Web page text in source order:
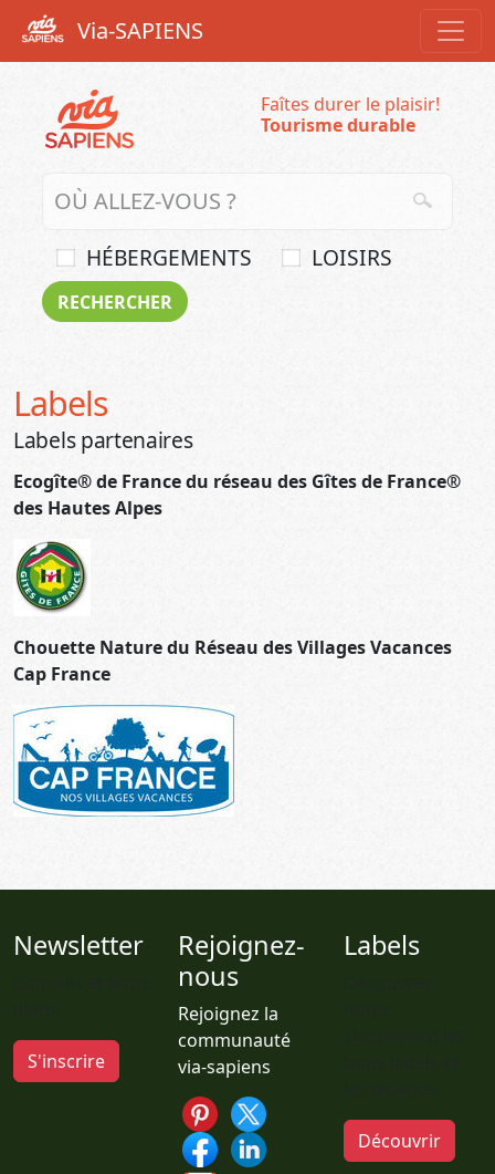
Via-SAPIENS
Faîtes durer le plaisir!
Tourisme durable
HÉBERGEMENTS LOISIRS
Labels
Labels partenaires
Ecogîte® de France du réseau des Gîtes de France®
des Hautes Alpes
Chouette Nature du Réseau des Villages Vacances
Cap France
Newsletter
S'inscrire
Rejoignez-
nous
Rejoignez la
communauté
via-sapiens
Labels
Découvrir